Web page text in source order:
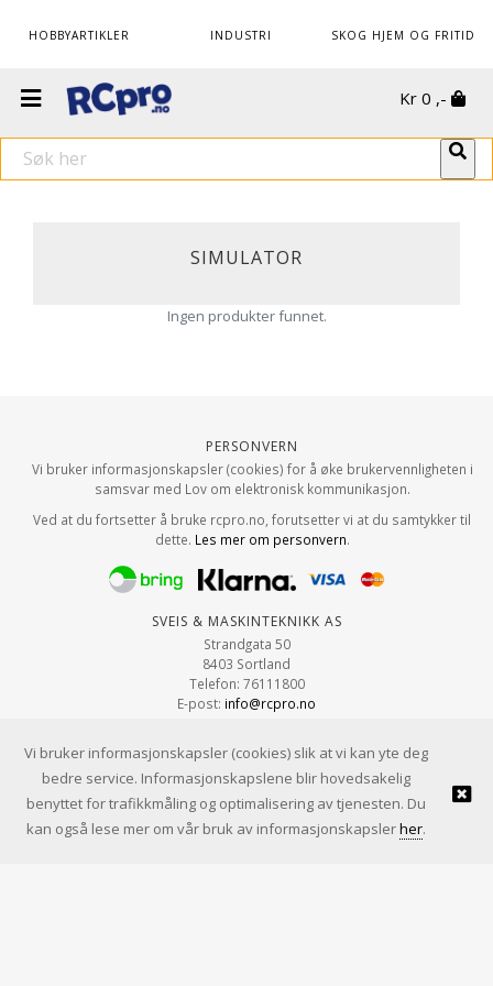
HOBBYARTIKLER INDUSTRI SKOG HJEM OG FRITID
Kr 0 ,-
SIMULATOR
Ingen produkter funnet.
Personvern
Vi bruker informasjonskapsler (cookies) for å øke brukervennligheten i
samsvar med Lov om elektronisk kommunikasjon.
Ved at du fortsetter å bruke rcpro.no, forutsetter vi at du samtykker til
dette. Les mer om personvern.
Sveis & Maskinteknikk AS
Strandgata 50
8403 Sortland
Telefon: 76111800
E-post: info@rcpro.no
© Sveis & Maskinteknikk AS |Design&implementasjon av Kréatif
Vi bruker informasjonskapsler (cookies) slik at vi kan yte deg
bedre service. Informasjonskapslene blir hovedsakelig
benyttet for trafikkmåling og optimalisering av tjenesten. Du
kan også lese mer om vår bruk av informasjonskapslerher.